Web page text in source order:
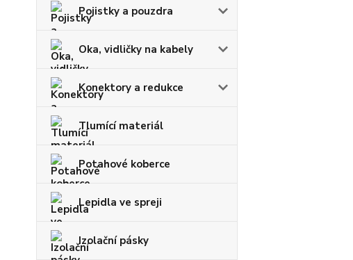
Pojistky a pouzdra
Oka, vidličky na kabely
Konektory a redukce
Tlumící materiál
Potahové koberce
Lepidla ve spreji
Izolační pásky